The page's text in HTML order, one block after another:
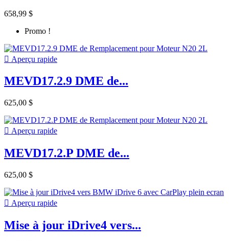
658,99 $
Promo !
 Aperçu rapide
MEVD17.2.9 DME de...
625,00 $
 Aperçu rapide
MEVD17.2.P DME de...
625,00 $
 Aperçu rapide
Mise à jour iDrive4 vers...